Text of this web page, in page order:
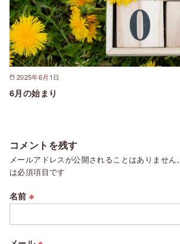
2025年6月1日
6月の始まり
コメントを残す
メールアドレスが公開されることはありません。
は必須項目です
名前※